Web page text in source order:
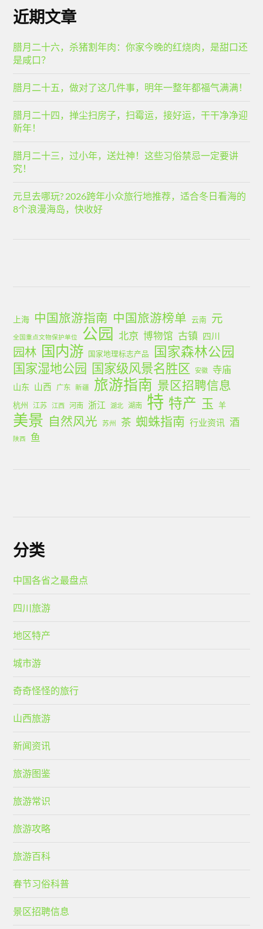
近期文章
腊月二十六，杀猪割年肉：你家今晚的红烧肉，是甜口还
是咸口？
腊月二十五，做对了这几件事，明年一整年都福气满满！
腊月二十四，掸尘扫房子，扫霉运，接好运，干干净净迎
新年！
腊月二十三，过小年，送灶神！这些习俗禁忌一定要讲
究！
元旦去哪玩? 2026跨年小众旅行地推荐，适合冬日看海的
8个浪漫海岛，快收好
上海 中国旅游指南 中国旅游榜单 云南 元
全国重点文物保护单位 公园 北京 博物馆 古镇 四川
园林 国内游 国家地理标志产品 国家森林公园
国家湿地公园 国家级风景名胜区 安徽 寺庙
山东 山西 广东 新疆 旅游指南 景区招聘信息
杭州 江苏 江西 河南 浙江 湖北 湖南 特 特产 玉 羊
美景 自然风光 苏州 茶 蜘蛛指南 行业资讯 酒
陕西 鱼
分类
中国各省之最盘点
四川旅游
地区特产
城市游
奇奇怪怪的旅行
山西旅游
新闻资讯
旅游图鉴
旅游常识
旅游攻略
旅游百科
春节习俗科普
景区招聘信息